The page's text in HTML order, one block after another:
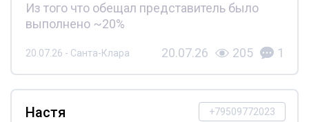
Из того что обещал представитель было
выполнено ~20%
20.07.26 - Санта-Клара 20.07.26 205 1
+79509772023
Настя